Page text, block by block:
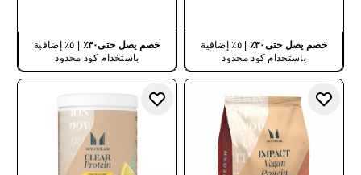
خصم يصل حتى٣٠٪
| ٥٪ إضافية
باستخدام كود محدود
خصم يصل حتى٣٠٪
| ٥٪ إضافية
باستخدام كود محدود